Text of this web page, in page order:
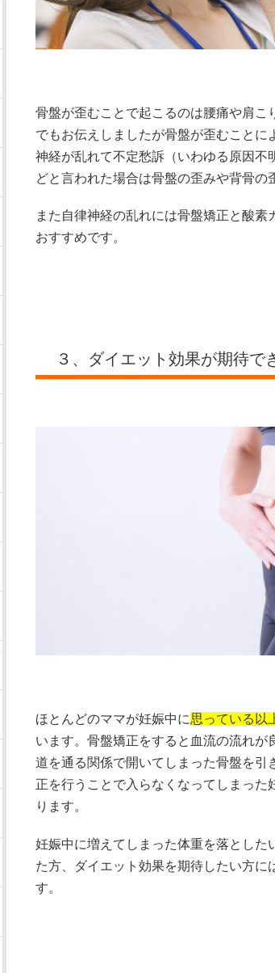
骨盤が歪むことで起こるのは腰痛や肩
でもお伝えしましたが骨盤が歪むこと
神経が乱れて不定愁訴（いわゆる原因
どと言われた場合は骨盤の歪みや背骨の
また自律神経の乱れには骨盤矯正と酸
おすすめです。
３、ダイエット効果が期待で
ほとんどのママが妊娠中に思っている以
います。骨盤矯正をすると血流の流れ
道を通る関係で開いてしまった骨盤を
正を行うことで入らなくなってしまっ
ります。
妊娠中に増えてしまった体重を落とした
た方、ダイエット効果を期待したい方
す。